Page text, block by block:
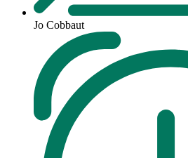
Jo Cobbaut